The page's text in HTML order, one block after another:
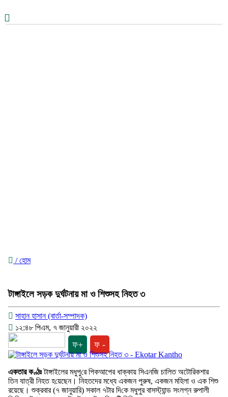
/ হোম
টাঙ্গাইলে সড়ক দুর্ঘটনায় মা ও শিশুসহ নিহত ৩
সাহান হাসান (বার্তা-সম্পাদক)
১২:৪৮ পিএম, ৭ জানুয়ারী ২০২২
ফ+ ফ -
একতার কণ্ঠঃটাঙ্গাইলের মধুপু‌রে পিকআপের ধাক্কায় সিএন‌জি চালিত অটোরিকশার
তিন যাত্রী নিহত হ‌য়েছেন। নিহতদের মধ্যে একজন পুরুষ, একজন মহিলা ও এক শিশু
রয়েছে। শুক্রবার (৭ জানুয়া‌রি) সকাল ৭টার দি‌কে মধুপুর বাসস্ট‌্যান্ড সংলগ্ন রুপালী